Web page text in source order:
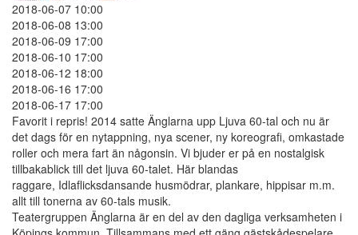
2018-06-07 10:00
2018-06-08 13:00
2018-06-09 17:00
2018-06-10 17:00
2018-06-12 18:00
2018-06-16 17:00
2018-06-17 17:00
Favorit i repris! 2014 satte Änglarna upp Ljuva 60-tal och nu är
det dags för en nytappning, nya scener, ny koreografi, omkastade
roller och mera fart än någonsin. Vi bjuder er på en nostalgisk
tillbakablick till det ljuva 60-talet. Här blandas
raggare, Idlaflicksdansande husmödrar, plankare, hippisar m.m.
allt till tonerna av 60-tals musik.
Teatergruppen Änglarna är en del av den dagliga verksamheten i